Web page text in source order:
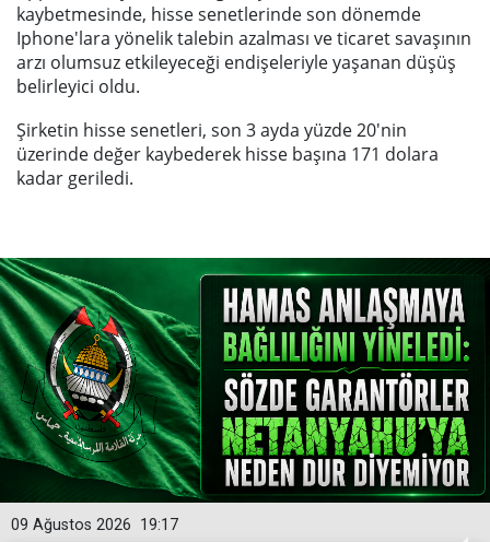
kaybetmesinde, hisse senetlerinde son dönemde
Iphone'lara yönelik talebin azalması ve ticaret savaşının
arzı olumsuz etkileyeceği endişeleriyle yaşanan düşüş
belirleyici oldu.
Şirketin hisse senetleri, son 3 ayda yüzde 20'nin
üzerinde değer kaybederek hisse başına 171 dolara
kadar geriledi.
19:17
09 Ağustos 2026